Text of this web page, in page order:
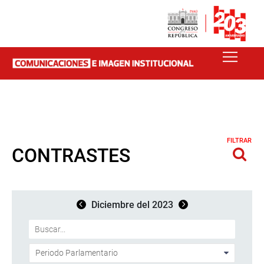
CONTRASTES
FILTRAR
Diciembre del 2023